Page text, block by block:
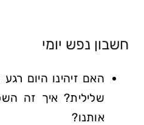
חשבון נפש יומי
האם זיהינו היום
שלילית? איך זה
אותנו?